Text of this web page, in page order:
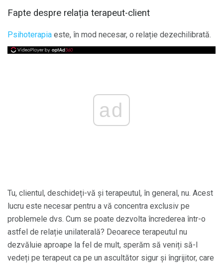
Fapte despre relația terapeut-client
Psihoterapia este, în mod necesar, o relație dezechilibrată.
ad
Tu, clientul, deschideți-vă și terapeutul, în general, nu. Acest
lucru este necesar pentru a vă concentra exclusiv pe
problemele dvs. Cum se poate dezvolta încrederea într-o
astfel de relație unilaterală? Deoarece terapeutul nu
dezvăluie aproape la fel de mult, sperăm să veniți să-l
vedeți pe terapeut ca pe un ascultător sigur și îngrijitor, care